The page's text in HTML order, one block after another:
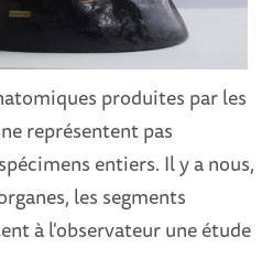
produites par les
représentent pas
entiers. Il y a nous,
les segments
à l'observateur une étude